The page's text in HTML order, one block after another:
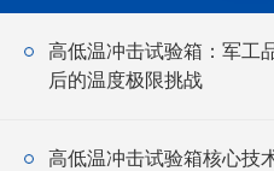
高低温冲击试验箱：军工
后的温度极限挑战
高低温冲击试验箱核心技